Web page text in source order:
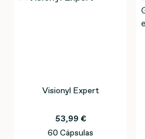
Visionyl Expert
53,99 €
60 Cápsulas